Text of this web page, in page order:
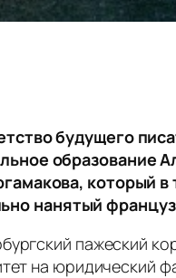
будущего
образование
который
нанятый
пажеский
на юридический